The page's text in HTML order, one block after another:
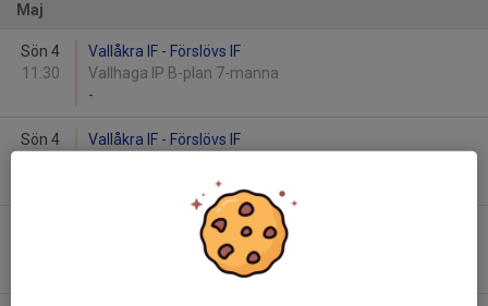
Maj
Sön 4
11:30
Vallåkra IF - Förslövs IF
Vallhaga IP B-plan 7-manna
-
Sön 4
Vallåkra IF - Förslövs IF
BK Fram vit - Vallåkra IF
Exercisfältet E-fältet 7-manna 1